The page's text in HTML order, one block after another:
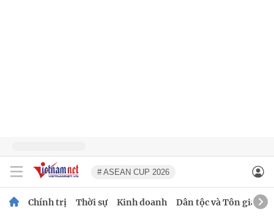
# ASEAN CUP 2026
Chính trị Thời sự Kinh doanh Dân tộc và Tôn giáo